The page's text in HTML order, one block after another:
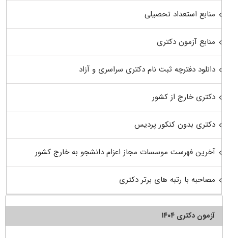
منابع استعداد تحصیلی
منابع آزمون دکتری
دانلود دفترچه ثبت نام دکتری سراسری و آزاد
دکتری خارج از کشور
دکتری بدون کنکور پردیس
آخرین فهرست موسسات مجاز اعزام دانشجو به خارج کشور
مصاحبه با رتبه های برتر دکتری
آزمون دکتری ۱۴۰۴